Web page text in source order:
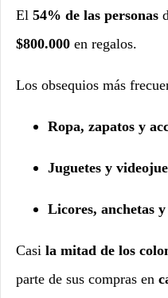
El 54% de las personas
$800.000 en regalos.
Los obsequios más
Ropa, zapatos y
Juguetes y
Licores, anchetas
Casi la mitad de los
parte de sus compras en